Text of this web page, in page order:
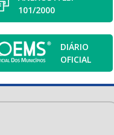
101/2000
DIÁRIO
OFICIAL